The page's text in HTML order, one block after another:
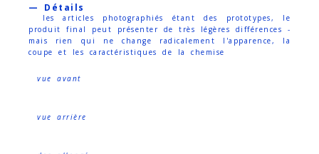
— Détails
les articles photographiés étant des prototypes, le
produit final peut présenter de très légères différences -
mais rien qui ne change radicalement l'apparence, la
coupe et les caractéristiques de la chemise
vue avant
vue arrière